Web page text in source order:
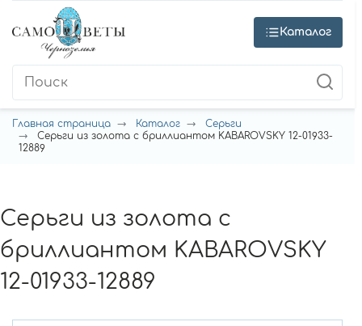
Каталог
Главная страница Каталог
Серьги
Серьги из золота с бриллиантом KABAROVSKY 12-01933-
12889
Серьги из золота с
бриллиантом KABAROVSKY
12-01933-12889